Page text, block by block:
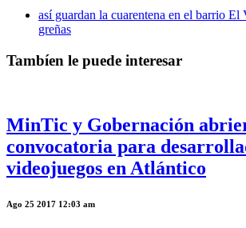
así guardan la cuarentena en el barrio El
greñas
Tambíen le puede interesar
MinTic y Gobernación
convocatoria para
videojuegos en Atlántico
Ago 25 2017 12:03 am